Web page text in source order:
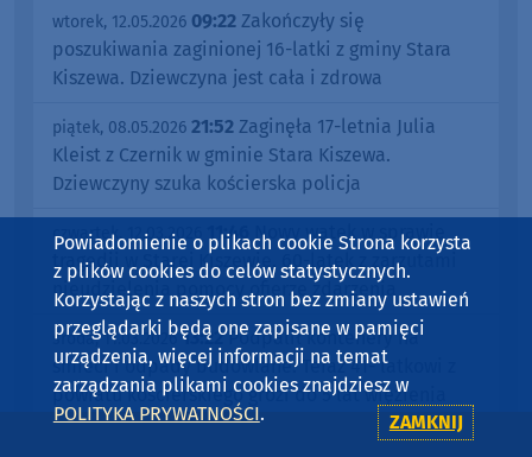
wtorek, 12.05.2026 09:22 Zakończyły się
poszukiwania zaginionej 16-latki z gminy Stara
Kiszewa. Dziewczyna jest cała i zdrowa
piątek, 08.05.2026 21:52 Zaginęła 17-letnia Julia
Kleist z Czernik w gminie Stara Kiszewa.
Dziewczyny szuka kościerska policja
czwartek, 12.03.2026 11:46
Nowy wątek w sprawie
tragedii w Starej Kiszewie. 60-latek z zarzutami
nieudzielenia pomocy ofierze zdarzenia
środa, 11.03.2026 13:22Podpalił kontenery na
śmieci i odpady budowlane. Teraz 41- latkowi z
powiatu kościerskiego grozi do 5 lat więzienia
Powiadomienie o plikach cookie Strona korzysta
z plików cookies do celów statystycznych.
Korzystając z naszych stron bez zmiany ustawień
przeglądarki będą one zapisane w pamięci
urządzenia, więcej informacji na temat
zarządzania plikami cookies znajdziesz w
POLITYKA PRYWATNOŚCI. ZAMKNIJ